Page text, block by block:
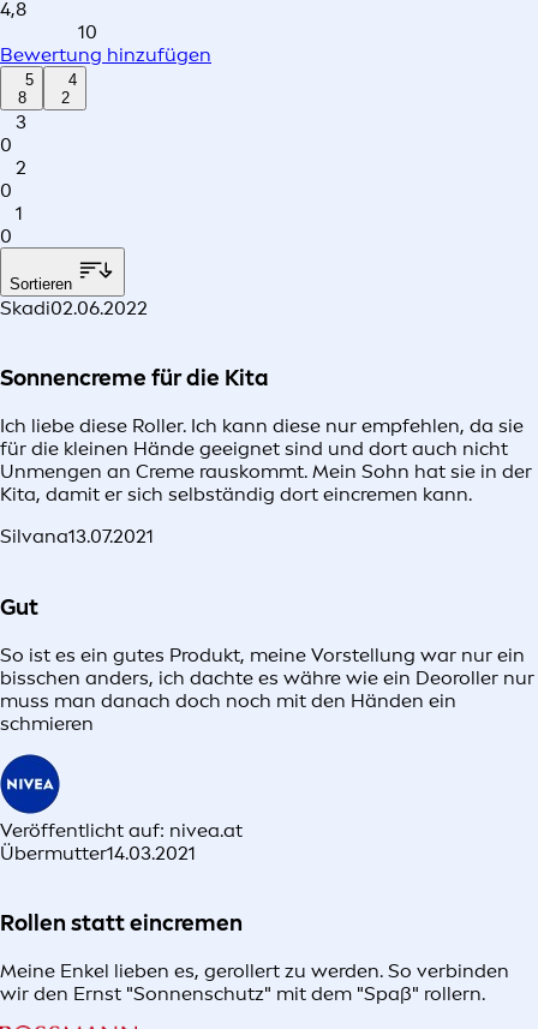
4,8
10
Bewertung hinzufügen
5
8
4
2
3
0
2
0
1
0
Sortieren
Skadi02.06.2022
Sonnencreme für die Kita
Ich liebe diese Roller. Ich kann diese nur empfehlen, da sie
für die kleinen Hände geeignet sind und dort auch nicht
Unmengen an Creme rauskommt. Mein Sohn hat sie in der
Kita, damit er sich selbständig dort eincremen kann.
Silvana13.07.2021
Gut
So ist es ein gutes Produkt, meine Vorstellung war nur ein
bisschen anders, ich dachte es währe wie ein Deoroller nur
muss man danach doch noch mit den Händen ein
schmieren
Veröffentlicht auf: nivea.at
Übermutter14.03.2021
Rollen statt eincremen
Meine Enkel lieben es, gerollert zu werden. So verbinden
wir den Ernst "Sonnenschutz" mit dem "Spaß" rollern.